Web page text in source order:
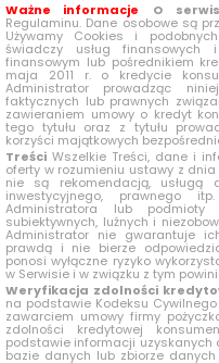
Ważne informacje O
Regulaminu. Dane osobowe są
Używamy Cookies i
świadczy usług finansowych
finansowym lub pośrednikiem
maja 2011 r. o kredycie
Administrator prowadząc
faktycznych lub prawnych
zawieraniem umowy o kredyt
tego tytułu oraz z tytułu
korzyści majątkowych
Treści Wszelkie Treści, dane i
oferty w rozumieniu ustawy z
nie są rekomendacją, usługą
inwestycyjnego, prawnego
Administratora lub
subiektywnych, luźnych i
Administrator nie gwarantuje
prawdą i nie bierze
ponosi wyłączne ryzyko
w Serwisie i w związku z tym
Weryfikacja zdolności
na podstawie Kodeksu
zawarciem umowy firmy
zdolności kredytowej
podstawie informacji
bazie danych lub zbiorze